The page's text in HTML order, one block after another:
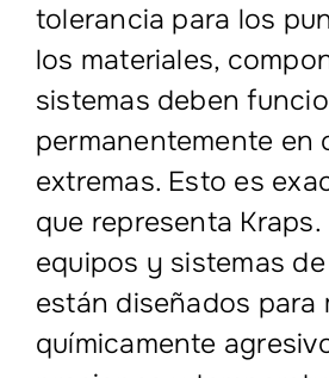
tolerancia para los
los materiales,
sistemas deben
permanentemente en
extremas. Esto es
que representa
equipos y sistemas
están diseñados para
químicamente